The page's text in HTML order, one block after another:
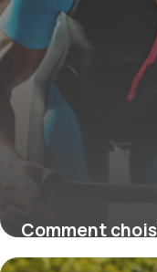
Comment
néoprène pour